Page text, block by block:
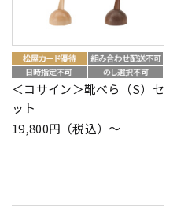
＜コサイン＞靴べら（S）セ
ット
19,800円（税込）～